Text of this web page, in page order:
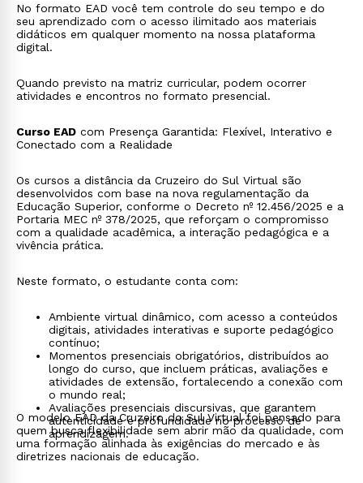
No formato EAD você tem controle do seu tempo e do
seu aprendizado com o acesso ilimitado aos materiais
didáticos em qualquer momento na nossa plataforma
digital.
Quando previsto na matriz curricular, podem ocorrer
atividades e encontros no formato presencial.
Curso EAD com Presença Garantida: Flexível, Interativo e
Conectado com a Realidade
Os cursos a distância da Cruzeiro do Sul Virtual são
desenvolvidos com base na nova regulamentação da
Educação Superior, conforme o Decreto nº 12.456/2025 e a
Portaria MEC nº 378/2025, que reforçam o compromisso
com a qualidade acadêmica, a interação pedagógica e a
vivência prática.
Neste formato, o estudante conta com:
Ambiente virtual dinâmico, com acesso a conteúdos
digitais, atividades interativas e suporte pedagógico
contínuo;
Momentos presenciais obrigatórios, distribuídos ao
longo do curso, que incluem práticas, avaliações e
atividades de extensão, fortalecendo a conexão com
o mundo real;
Avaliações presenciais discursivas, que garantem
autenticidade e profundidade no processo de
aprendizagem.
O modelo EAD da Cruzeiro do Sul Virtual foi pensado para
quem busca flexibilidade sem abrir mão da qualidade, com
uma formação alinhada às exigências do mercado e às
diretrizes nacionais de educação.